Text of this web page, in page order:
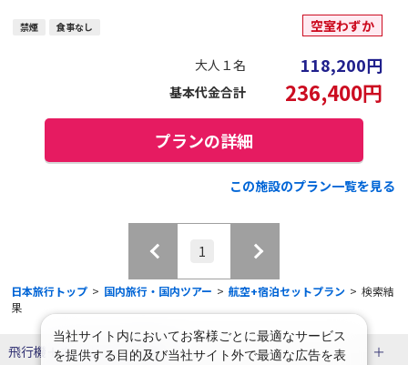
禁煙 食事なし 空室わずか
大人１名 118,200円
基本代金合計 236,400円
プランの詳細
この施設のプラン一覧を見る
1
日本旅行トップ > 国内旅行・国内ツアー > 航空+宿泊セットプラン > 検索結
果
飛行機＋ホテルパック特集
当社サイト内においてお客様ごとに最適なサービス
を提供する目的及び当社サイト外で最適な広告を表